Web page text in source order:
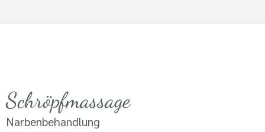
Schröpfmassage
Narbenbehandlung